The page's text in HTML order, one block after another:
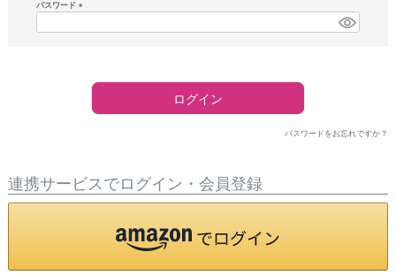
パスワード
須)
ログイン
パスワードをお忘れですか？
連携サービスでログイン・会員登録